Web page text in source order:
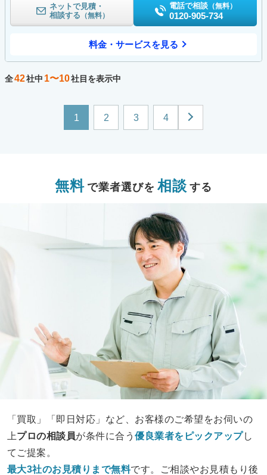
ネットで見積・
相談する （無料）
電話で相談 （無料）
0120-905-734
料金・サービスを見る
全42社中 1〜10社目を表示中
1 2 3 4
無料 で業者選びを 相談 する
「買取」「即日対応」など、お客様のご希望をお伺いの
上プロの相談員が条件に合う優良業者をピックアップし
てご提案。
最大3社のお見積りまで無料です。ご相談やお見積もり後